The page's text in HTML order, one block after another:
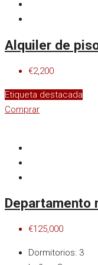
Alquiler de
€2,200
Etiqueta destacada
Comprar
Departamento
€125,000
Dormitorios: 3